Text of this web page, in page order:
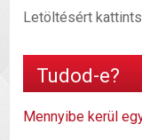
Letöltésért
Tudod-e?
Mennyibe kerül